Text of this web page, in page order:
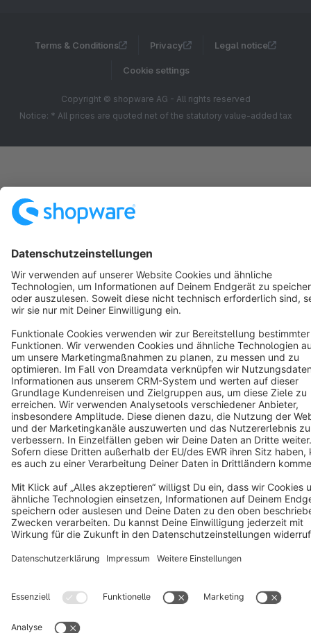
Terms & Conditions Privacy Legal notice
Cookie settings
Copyright © shopware AG - All rights reserved
Notice: * All prices are quoted net of the statutory value-added tax